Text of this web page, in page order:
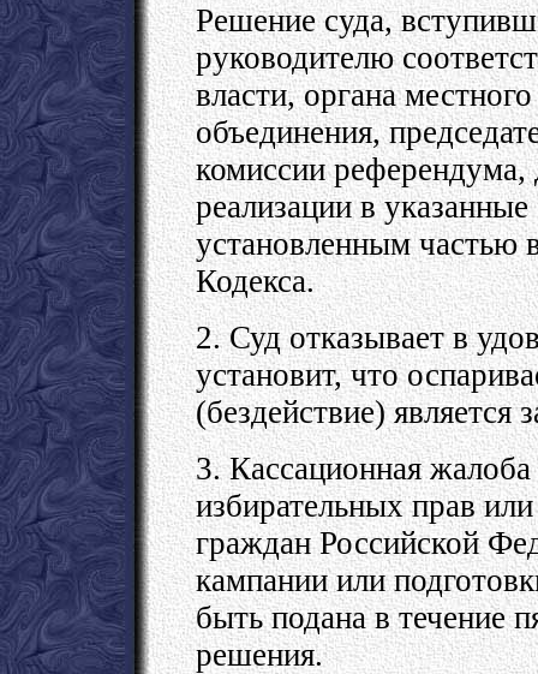
Решение суда,
руководителю
власти, органа
объединения,
комиссии
реализации в
установленным частью
Кодекса.
2. Суд отказывает в
установит, что
(бездействие) является
3. Кассационная
избирательных прав
граждан Российской
кампании или
быть подана в течение
решения.